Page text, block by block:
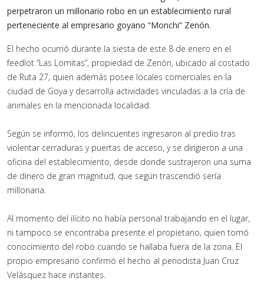
perpetraron un millonario robo en un establecimiento rural
perteneciente al empresario goyano “Monchi” Zenón.
El hecho ocurrió durante la siesta de este 8 de enero en el
feedlot “Las Lomitas”, propiedad de Zenón, ubicado al costado
de Ruta 27, quien además posee locales comerciales en la
ciudad de Goya y desarrolla actividades vinculadas a la cría de
animales en la mencionada localidad.
Según se informó, los delincuentes ingresaron al predio tras
violentar cerraduras y puertas de acceso, y se dirigieron a una
oficina del establecimiento, desde donde sustrajeron una suma
de dinero de gran magnitud, que según trascendió sería
millonaria.
Al momento del ilícito no había personal trabajando en el lugar,
ni tampoco se encontraba presente el propietario, quien tomó
conocimiento del robo cuando se hallaba fuera de la zona. El
propio empresario confirmó el hecho al periodista Juan Cruz
Velásquez hace instantes.